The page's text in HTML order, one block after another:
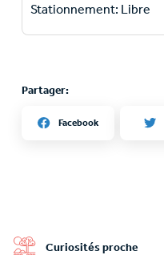
Stationnement: Libre
Partager:
Facebook
Curiosités proche